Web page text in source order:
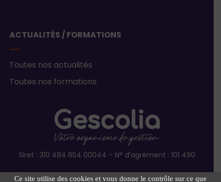
Ce site utilise des cookies et vous donne le contrôle sur ce que
ACTUALITÉS / FORMATIONS
Toutes nos actualités
Toutes nos formations
Siret : 310 484 654 00044 – N° d’agrément : 101 490